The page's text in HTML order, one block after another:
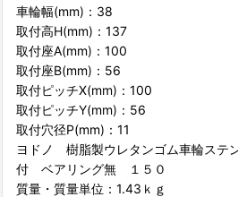
車輪幅(mm)：38
取付高H(mm)：137
取付座A(mm)：100
取付座B(mm)：56
取付ピッチX(mm)：100
取付ピッチY(mm)：56
取付穴径P(mm)：11
ヨドノ 樹脂製ウレタンゴム車輪ステ
付 ベアリング無 １５０
質量・質量単位：1.43ｋｇ